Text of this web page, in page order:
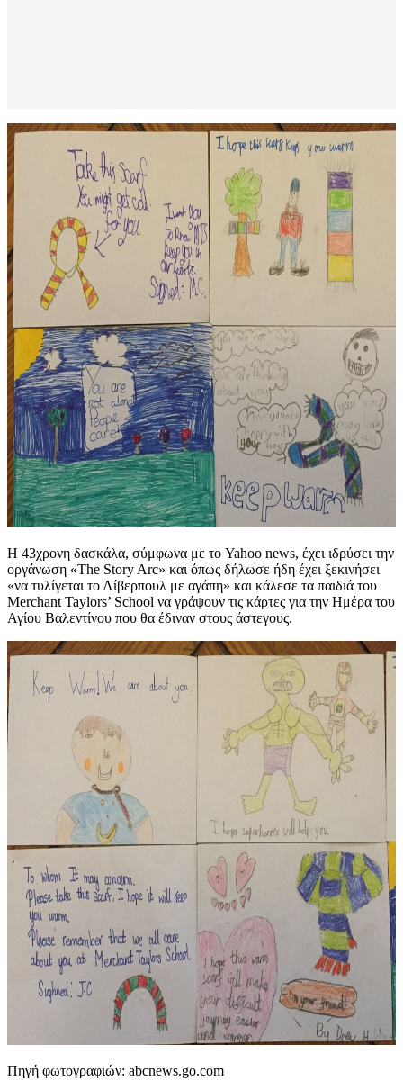
Η 43χρονη δασκάλα, σύμφωνα με το Yahoo news, έχει ιδρύσει την
οργάνωση «The Story Arc» και όπως δήλωσε ήδη έχει ξεκινήσει
«να τυλίγεται το Λίβερπουλ με αγάπη» και κάλεσε τα παιδιά του
Merchant Taylors’ School να γράψουν τις κάρτες για την Ημέρα του
Αγίου Βαλεντίνου που θα έδιναν στους άστεγους.
Πηγή φωτογραφιών: abcnews.go.com